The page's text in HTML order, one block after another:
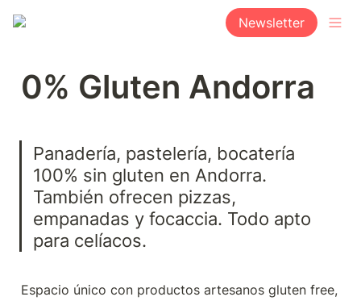
Newsletter
0% Gluten Andorra
Panadería, pastelería, bocatería
100% sin gluten en Andorra.
También ofrecen pizzas,
empanadas y focaccia. Todo apto
para celíacos.
Espacio único con productos artesanos gluten free,